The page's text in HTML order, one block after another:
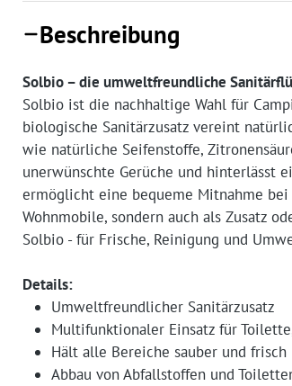
Beschreibung
Solbio – die umweltfreundliche
Solbio ist die nachhaltige Wahl für
biologische Sanitärzusatz vereint
wie natürliche Seifenstoffe,
unerwünschte Gerüche und hinterlässt
ermöglicht eine bequeme Mitnahme
Wohnmobile, sondern auch als Zusatz
Solbio - für Frische, Reinigung und
Details:
Umweltfreundlicher Sanitärzusatz
Multifunktionaler Einsatz für
Hält alle Bereiche sauber und frisch
Abbau von Abfallstoffen und